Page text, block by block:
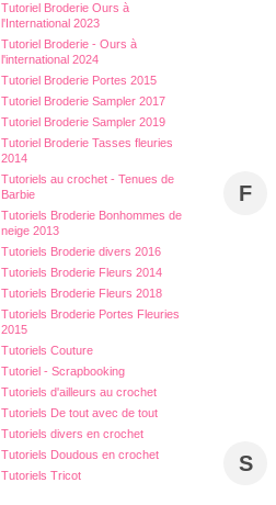
Tutoriel Broderie Ours à
l'International 2023
Tutoriel Broderie - Ours à
l'international 2024
Tutoriel Broderie Portes 2015
Tutoriel Broderie Sampler 2017
Tutoriel Broderie Sampler 2019
Tutoriel Broderie Tasses fleuries
2014
Tutoriels au crochet - Tenues de
Barbie
Tutoriels Broderie Bonhommes de
neige 2013
Tutoriels Broderie divers 2016
Tutoriels Broderie Fleurs 2014
Tutoriels Broderie Fleurs 2018
Tutoriels Broderie Portes Fleuries
2015
Tutoriels Couture
Tutoriel - Scrapbooking
Tutoriels d'ailleurs au crochet
Tutoriels De tout avec de tout
Tutoriels divers en crochet
Tutoriels Doudous en crochet
Tutoriels Tricot
F
S